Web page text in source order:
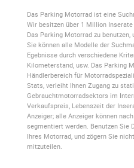
Das Parking Motorradist eine
Wir besitzen über 1 Million
Das Parking Motorradzu benutzen,
Sie können alle Modelle der
Egebnisse durch verschiedene
Kilometerstand, usw. Das Parking
Händlerbereich für
Stats, verleiht Ihnen Zugang zu
Gebrauchtmotorradsektors im
Verkaufspreis, Lebenszeit der
Anzeiger; alle Anzeiger können
segmentiert werden. Benutzen Sie
Ihres Motorrad, und zögern Sie
mitzuteilen.